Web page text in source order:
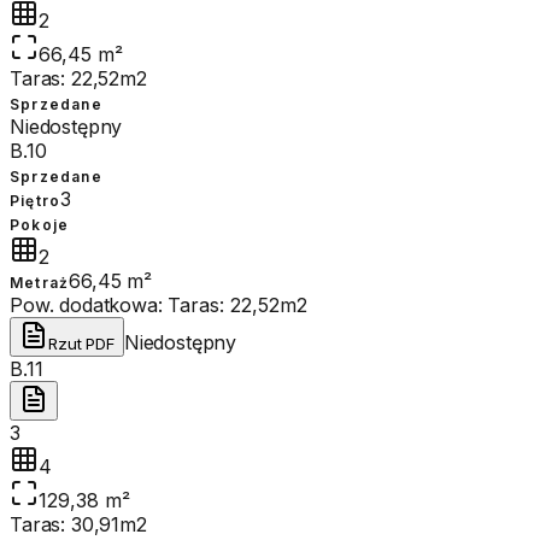
2
66,45 m²
Taras: 22,52m2
Sprzedane
Niedostępny
B.10
Sprzedane
Piętro3
Pokoje
2
Metraż66,45 m²
Pow. dodatkowa: Taras: 22,52m2
Rzut PDF Niedostępny
B.11
3
4
129,38 m²
Taras: 30,91m2